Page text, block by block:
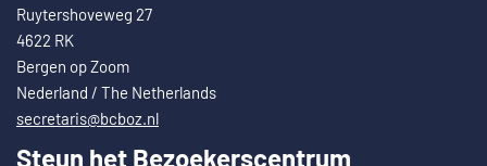
Ruytershoveweg 27
4622 RK
Bergen op Zoom
Nederland / The Netherlands
secretaris@bcboz.nl
Steun het Bezoekerscentrum